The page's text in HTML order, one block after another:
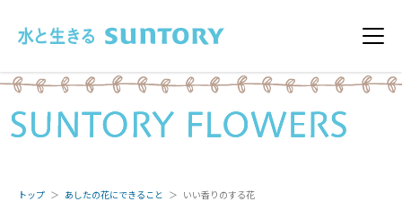
メ
トップ あしたの花にできること いい香りのする花